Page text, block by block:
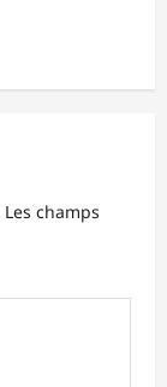
Les champs